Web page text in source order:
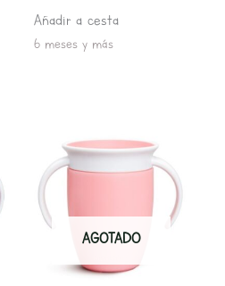
Añadir a cesta
6 meses y más
AGOTADO